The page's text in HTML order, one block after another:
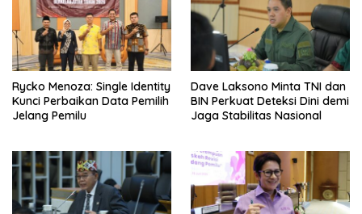
Rycko Menoza: Single Identity
Kunci Perbaikan Data Pemilih
Jelang Pemilu
Dave Laksono Minta TNI dan
BIN Perkuat Deteksi Dini demi
Jaga Stabilitas Nasional